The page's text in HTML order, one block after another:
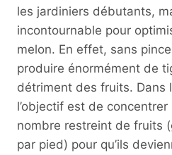
les jardiniers débutants,
incontournable pour
melon. En effet, sans
produire énormément de
détriment des fruits. Dans
l’objectif est de
nombre restreint de fruits
par pied) pour qu’ils